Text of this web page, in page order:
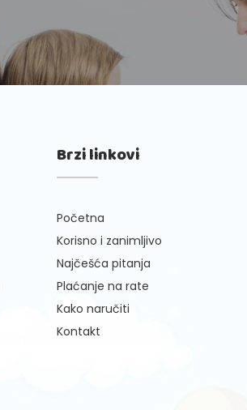
Brzi linkovi
Početna
Korisno i zanimljivo
Najčešća pitanja
Plaćanje na rate
Kako naručiti
Kontakt